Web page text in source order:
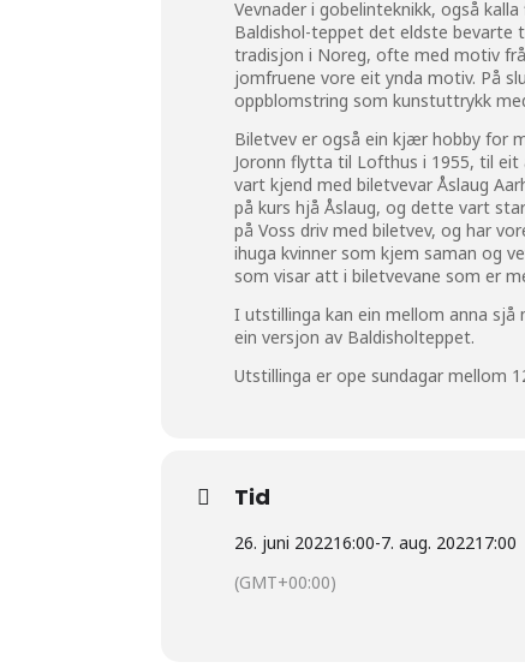
Vevnader i gobelinteknikk, også
Baldishol-teppet det eldste bevarte
tradisjon i Noreg, ofte med motiv
jomfruene vore eit ynda motiv. På
oppblomstring som kunstuttrykk
Biletvev er også ein kjær hobby for
Joronn flytta til Lofthus i 1955, til eit
vart kjend med biletvevar Åslaug
på kurs hjå Åslaug, og dette vart
på Voss driv med biletvev, og har
ihuga kvinner som kjem saman og
som visar att i biletvevane som er
I utstillinga kan ein mellom anna sjå
ein versjon av Baldisholteppet.
Utstillinga er ope sundagar mellom
Tid
26. juni 202216:00-7. aug. 202217:00
(GMT+00:00)